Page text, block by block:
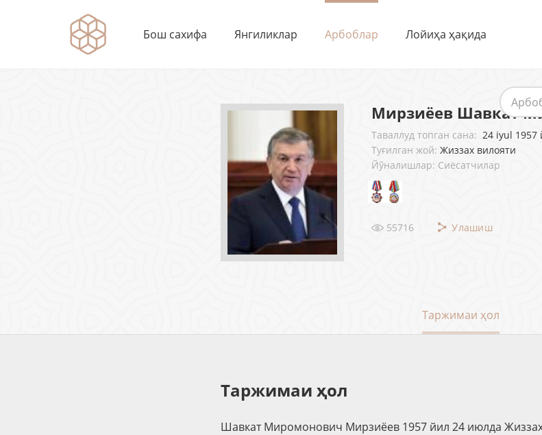
Бош сахифа Янгиликлар Арбоблар Лойиҳа ҳақида
Мирзиёев Шавкат
Таваллуд топган сана: 24 iyul 1957
Туғилган жой: Жиззах вилояти
Йўналишлар: Сиёсатчилар
55716 Улашиш
Таржимаи ҳол
Таржимаи ҳол
Шавкат Миромонович Мирзиёев 1957 йил 24 июлда